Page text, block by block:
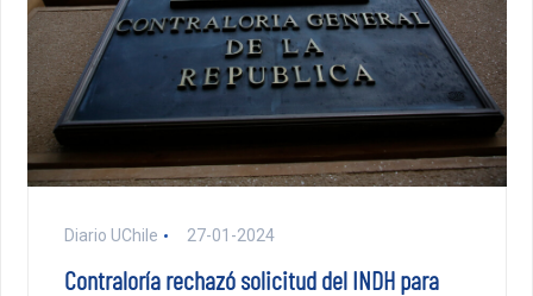
Diario UChile 27-01-2024
Contraloría rechazó solicitud del INDH para